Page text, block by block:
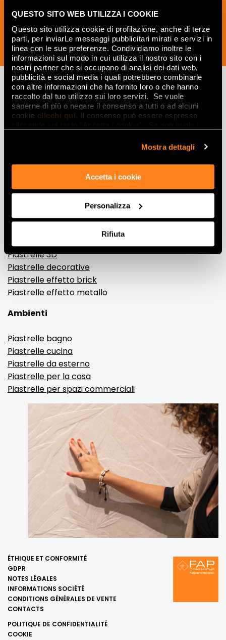
QUESTO SITO WEB UTILIZZA I COOKIE
Questo sito utilizza cookie di profilazione, anche di terze
parti, per inviarLe messaggi pubblicitari mirati e servizi in
linea con le sue preferenze. Condividiamo inoltre le
informazioni sul modo in cui utilizza il nostro sito con i
nostri partner che si occupano di analisi dei dati web,
pubblicità e social media i quali potrebbero combinarle
con altre informazioni che ha fornito loro o che hanno
raccolto dal tuo utilizzo sui loro servizi. Se vuole
saperne di più o negare il consenso a tutti o ad alcuni
cookie clicchi qui. Il consenso può essere espresso
Mostra dettagli
Accetta i cookie
Personalizza
Rifiuta
SOUSCRIVEZ MAINTENANT
Lasciati
ispirare
ed effetti
Gres porcellanato effetto marmo
Gres porcellanato effetto legno
Gres porcellanato effetto pietra
Piastrelle 3D
Piastrelle decorative
Piastrelle effetto brick
Piastrelle effetto metallo
Ambienti
Piastrelle bagno
Piastrelle cucina
Piastrelle da esterno
Piastrelle per la casa
Piastrelle per spazi commerciali
ÉTHIQUE ET CONFORMITÉ
GDPR
NOTES LÉGALES
INFORMATIONS SOCIÉTÉ
CONDITIONS GÉNÉRALES DE VENTE
CONTACTS
POLITIQUE DE CONFIDENTIALITÉ
COOKIE